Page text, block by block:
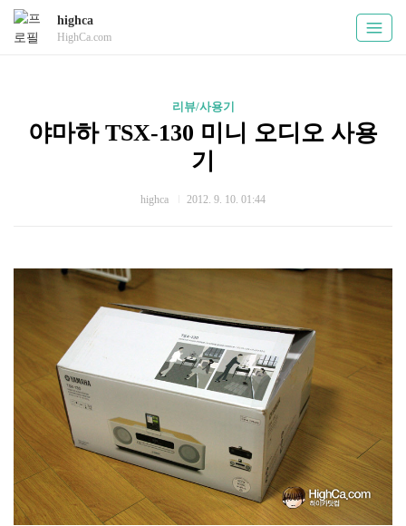
highca
HighCa.com
리뷰/사용기
야마하 TSX-130 미니 오디오 사용
기
highca 2012. 9. 10. 01:44